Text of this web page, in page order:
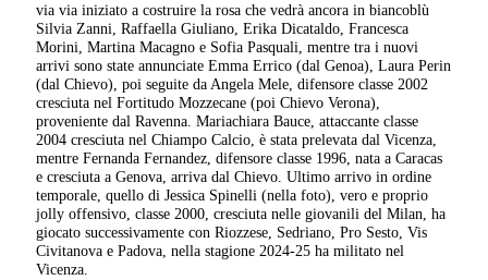
via via iniziato a costruire la rosa che vedrà ancora in biancoblù
Silvia Zanni, Raffaella Giuliano, Erika Dicataldo, Francesca
Morini, Martina Macagno e Sofia Pasquali, mentre tra i nuovi
arrivi sono state annunciate Emma Errico (dal Genoa), Laura Perin
(dal Chievo), poi seguite da Angela Mele, difensore classe 2002
cresciuta nel Fortitudo Mozzecane (poi Chievo Verona),
proveniente dal Ravenna. Mariachiara Bauce, attaccante classe
2004 cresciuta nel Chiampo Calcio, è stata prelevata dal Vicenza,
mentre Fernanda Fernandez, difensore classe 1996, nata a Caracas
e cresciuta a Genova, arriva dal Chievo. Ultimo arrivo in ordine
temporale, quello di Jessica Spinelli (nella foto), vero e proprio
jolly offensivo, classe 2000, cresciuta nelle giovanili del Milan, ha
giocato successivamente con Riozzese, Sedriano, Pro Sesto, Vis
Civitanova e Padova, nella stagione 2024-25 ha militato nel
Vicenza.